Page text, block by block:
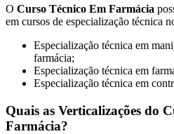
O Curso Técnico Em Farmácia
em cursos de especialização técnica
Especialização técnica em
farmácia;
Especialização técnica em
Especialização técnica em
Quais as Verticalizações do
Farmácia?